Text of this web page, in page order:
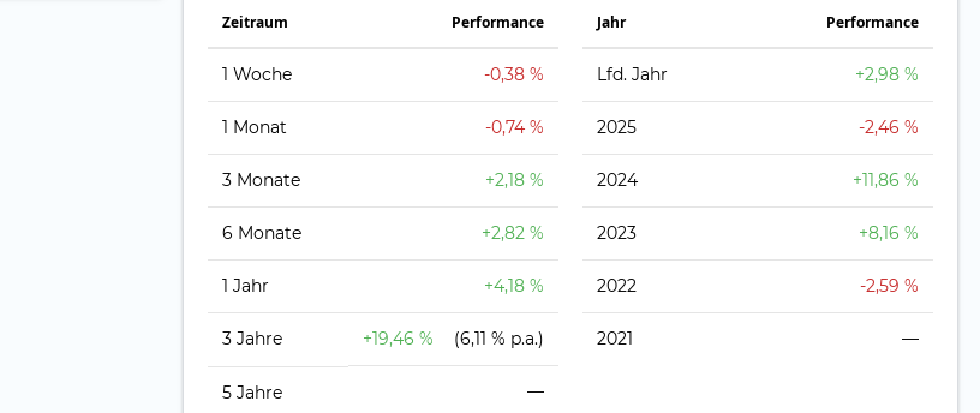
Zeit­raum Perfor­mance
1 Woche -0,38 %
1 Monat -0,74 %
3 Monate +2,18 %
6 Monate +2,82 %
1 Jahr +4,18 %
3 Jahre +19,46 % (6,11 % p.a.)
5 Jahre —
Jahr Perfor­mance
Lfd. Jahr +2,98 %
2025 -2,46 %
2024 +11,86 %
2023 +8,16 %
2022 -2,59 %
2021 —